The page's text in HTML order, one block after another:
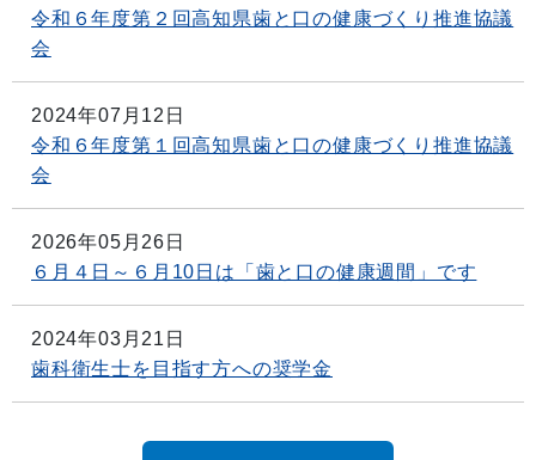
令和６年度第２回高知県歯と口の健康づくり推進協議
会
2024年07月12日
令和６年度第１回高知県歯と口の健康づくり推進協議
会
2026年05月26日
６月４日～６月10日は「歯と口の健康週間」です
2024年03月21日
歯科衛生士を目指す方への奨学金